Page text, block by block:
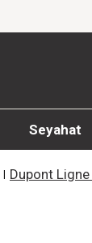
Seyahat
Dupont